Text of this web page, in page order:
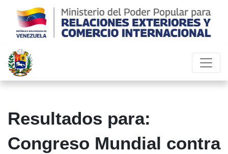
Resultados para:
Congreso Mundial contra